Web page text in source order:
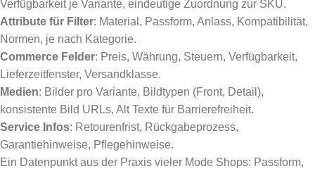
Verfügbarkeit je Variante, eindeutige Zuordnung zur SKU.
Attribute für Filter: Material, Passform, Anlass, Kompatibilität,
Normen, je nach Kategorie.
Commerce Felder: Preis, Währung, Steuern, Verfügbarkeit,
Lieferzeitfenster, Versandklasse.
Medien: Bilder pro Variante, Bildtypen (Front, Detail),
konsistente Bild URLs, Alt Texte für Barrierefreiheit.
Service Infos: Retourenfrist, Rückgabeprozess,
Garantiehinweise, Pflegehinweise.
Ein Datenpunkt aus der Praxis vieler Mode Shops: Passform,